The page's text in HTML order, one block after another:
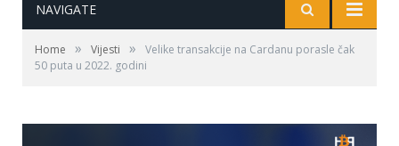
NAVIGATE
Home » Vijesti »
Velike transakcije na Cardanu porasle čak
50 puta u 2022. godini